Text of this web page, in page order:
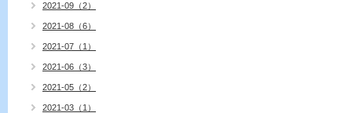
2021-09（2）
2021-08（6）
2021-07（1）
2021-06（3）
2021-05（2）
2021-03（1）